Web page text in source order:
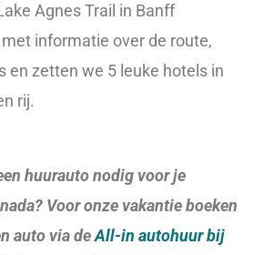
Agnes Trail in Banff
informatie over de route,
en zetten we 5 leuke hotels in
rij.
huurauto nodig voor je
Voor onze vakantie boeken
auto via deAll-in autohuur bij